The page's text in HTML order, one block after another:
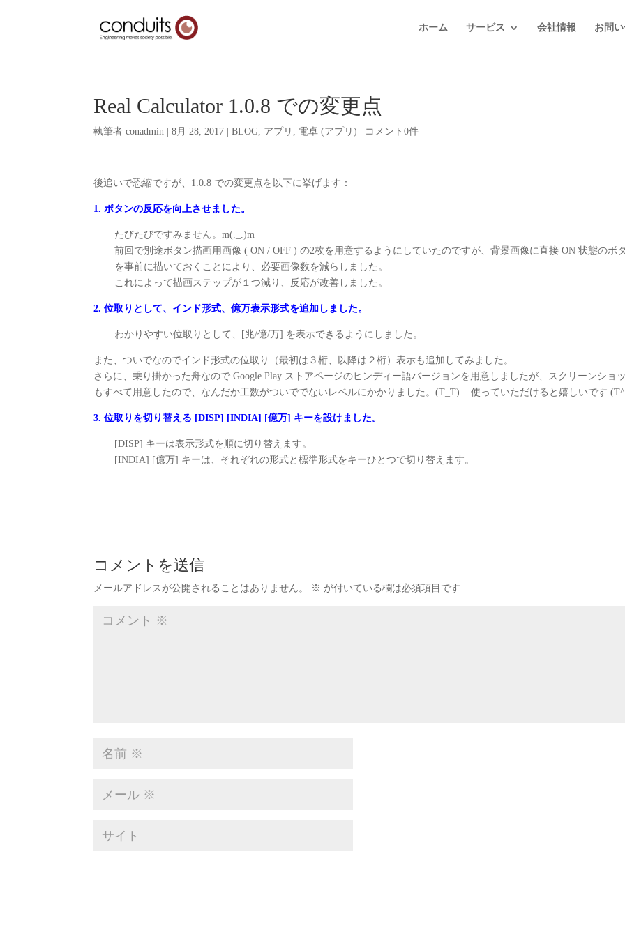
ホーム サービス 会社情報 お問
Real Calculator 1.0.8 での変更点
執筆者conadmin |8月 28, 2017 |BLOG, アプリ , 電卓 (アプリ) コメント0件
後追いで恐縮ですが、1.0.8 での変更点を以下に挙げます：
1. ボタンの反応を向上させました。
たびたびですみません。m(._.)m
前回で別途ボタン描画用画像 ( ON / OFF ) の2枚を用意するようにしていたのですが、背景画像に直接 ON 状態のボ
を事前に描いておくことにより、必要画像数を減らしました。
これによって描画ステップが１つ減り、反応が改善しました。
2. 位取りとして、インド形式、億万表示形式を追加しました。
わかりやすい位取りとして、[兆/億/万] を表示できるようにしました。
また、ついでなのでインド形式の位取り（最初は３桁、以降は２桁）表示も追加してみました。
さらに、乗り掛かった舟なので Google Play ストアページのヒンディー語バージョンを用意しましたが、スクリーンショ
もすべて用意したので、なんだか工数がついででないレベルにかかりました。(T_T) 使っていただけると嬉しいです
3. 位取りを切り替える [DISP] [INDIA] [億万] キーを設けました。
[DISP] キーは表示形式を順に切り替えます。
[INDIA] [億万] キーは、それぞれの形式と標準形式をキーひとつで切り替えます。
コメントを送信
メールアドレスが公開されることはありません。 ※ が付いている欄は必須項目です